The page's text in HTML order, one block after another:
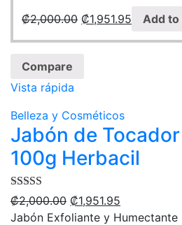
₡2,000.00 ₡1,951.95 Add
Compare
Vista rápida
Belleza y Cosméticos
Jabón de
100g Herbacil
Rated4.00
out of 5
₡2,000.00 ₡1,951.95
Jabón Exfoliante y Humectante